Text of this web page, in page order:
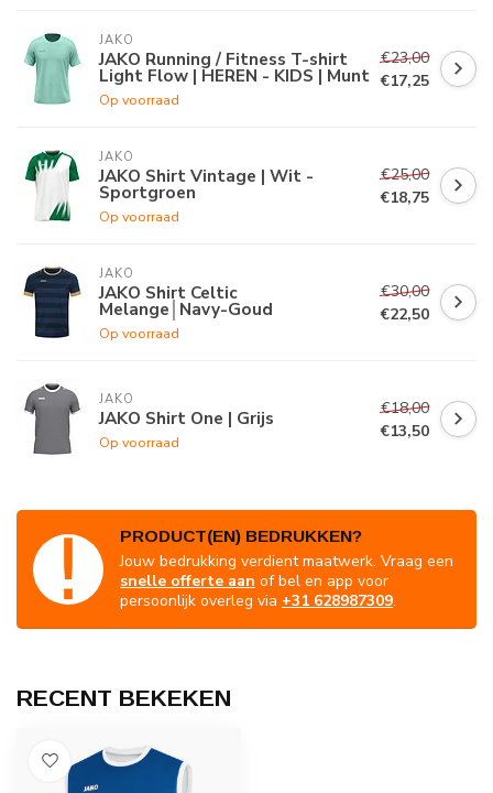
JAKO
JAKO Running / Fitness T-shirt
Light Flow | HEREN - KIDS | Munt
Op voorraad
€23,00
€17,25
JAKO
JAKO Shirt Vintage | Wit -
Sportgroen
Op voorraad
€25,00
€18,75
JAKO
JAKO Shirt Celtic
Melange│Navy-Goud
Op voorraad
€30,00
€22,50
JAKO
JAKO Shirt One | Grijs
Op voorraad
€18,00
€13,50
PRODUCT(EN) BEDRUKKEN?
Jouw bedrukking verdient maatwerk. Vraag een
snelle offerte aan of bel en app voor
persoonlijk overleg via +31 628987309.
RECENT BEKEKEN